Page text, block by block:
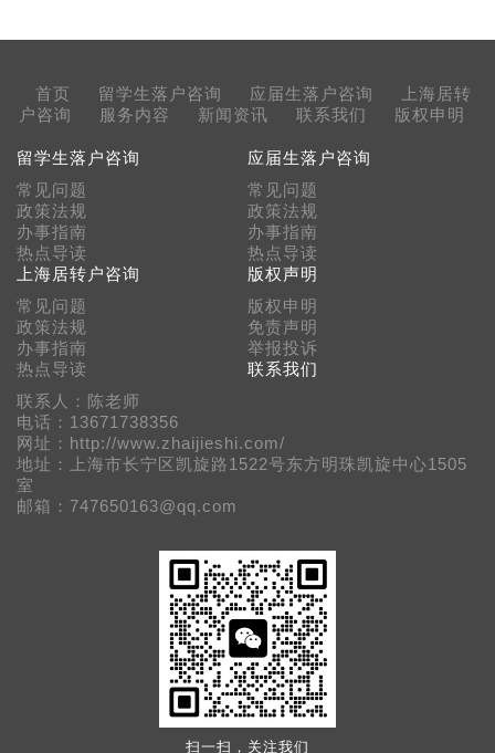
首页 留学生落户咨询 应届生落户咨询
上海居转
户咨询
服务内容 新闻资讯 联系我们 版权申明
留学生落户咨询
常见问题
政策法规
办事指南
热点导读
应届生落户咨询
常见问题
政策法规
办事指南
热点导读
上海居转户咨询
常见问题
政策法规
办事指南
热点导读
版权声明
版权申明
免责声明
举报投诉
联系我们
联系人：陈老师
电话：13671738356
网址：http://www.zhaijieshi.com/
地址：上海市长宁区凯旋路1522号东方明珠凯旋中心1505
室
邮箱：747650163@qq.com
扫一扫，关注我们